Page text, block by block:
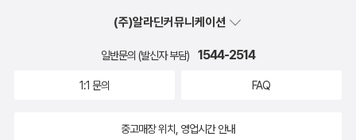
(주)알라딘커뮤니케이션
일반문의 (발신자 부담) 1544-2514
1:1 문의 FAQ
중고매장 위치, 영업시간 안내